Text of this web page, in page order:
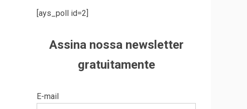
[ays_poll id=2]
Assina nossa newsletter
gratuitamente
E-mail